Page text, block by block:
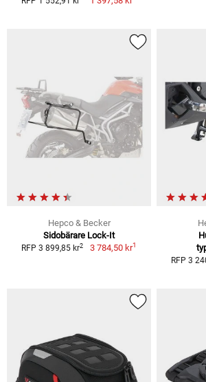
Hepco & Becker
Sidobärare Lock-It
RFP 3 899,85 kr2 3 784,50 kr1
RFP 3